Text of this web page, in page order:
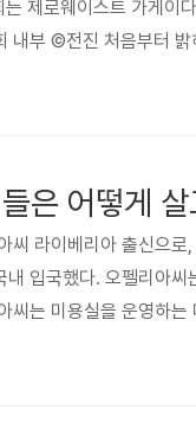
제로웨이스트 가게이
내부 ©전진 처음부터 밝
조금이나마 사기 위한
은 어떻게
라이베리아 출신으로
입국했다. 오펠리아씨
는 미용실을 운영하는
에는 건물 주인으로부